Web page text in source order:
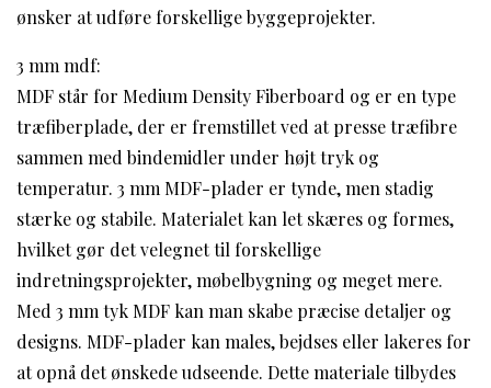
ønsker at udføre forskellige byggeprojekter.
3 mm mdf:
MDF står for Medium Density Fiberboard og er en type
træfiberplade, der er fremstillet ved at presse træfibre
sammen med bindemidler under højt tryk og
temperatur. 3 mm MDF-plader er tynde, men stadig
stærke og stabile. Materialet kan let skæres og formes,
hvilket gør det velegnet til forskellige
indretningsprojekter, møbelbygning og meget mere.
Med 3 mm tyk MDF kan man skabe præcise detaljer og
designs. MDF-plader kan males, bejdses eller lakeres for
at opnå det ønskede udseende. Dette materiale tilbydes